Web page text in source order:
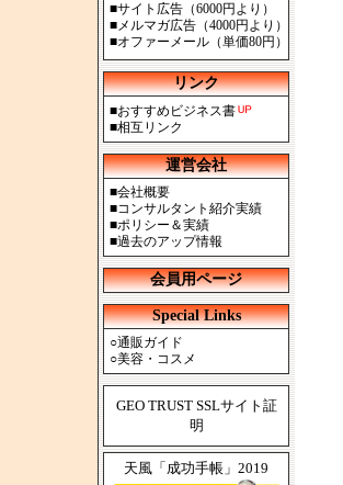
■サイト広告（6000円より）
■メルマガ広告（4000円より）
■オファーメール（単価80円）
リンク
■おすすめビジネス書
■相互リンク
運営会社
■会社概要
■コンサルタント紹介実績
■ポリシー＆実績
■過去のアップ情報
会員用ページ
Special Links
○通販ガイド
○美容・コスメ
GEO TRUST SSLサイト証
明
天風「成功手帳」2019